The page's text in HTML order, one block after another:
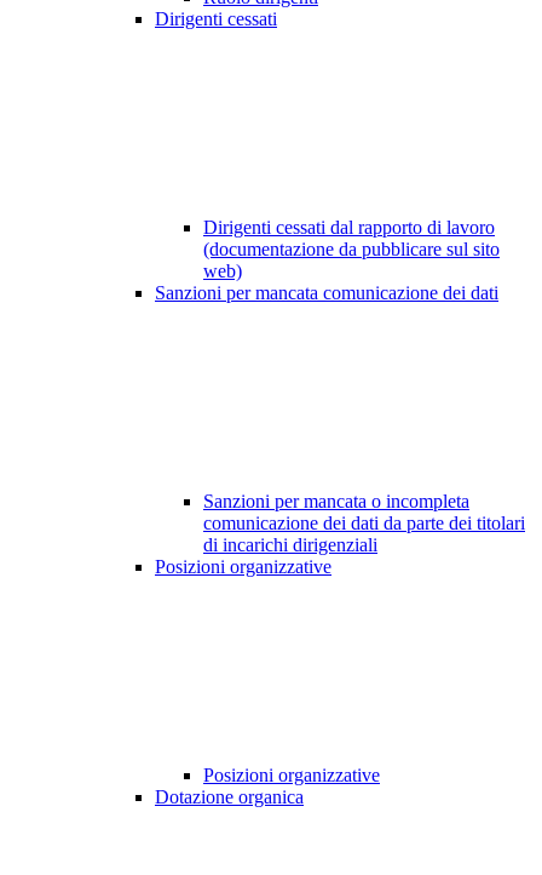
Dirigenti cessati
Dirigenti cessati dal rapporto di lavoro
(documentazione da pubblicare sul sito
web)
Sanzioni per mancata comunicazione dei dati
Sanzioni per mancata o incompleta
comunicazione dei dati da parte dei titolari
di incarichi dirigenziali
Posizioni organizzative
Posizioni organizzative
Dotazione organica